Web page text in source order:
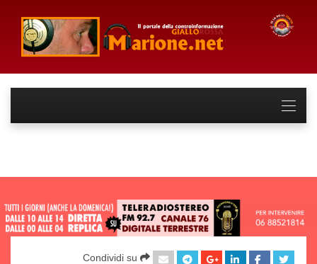
Condividi su